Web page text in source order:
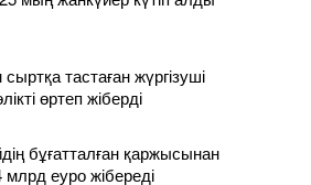
сыртқа тастаған жүргізуші
өртеп жіберді
бұғатталған қаржысынан
млрд еуро жібереді